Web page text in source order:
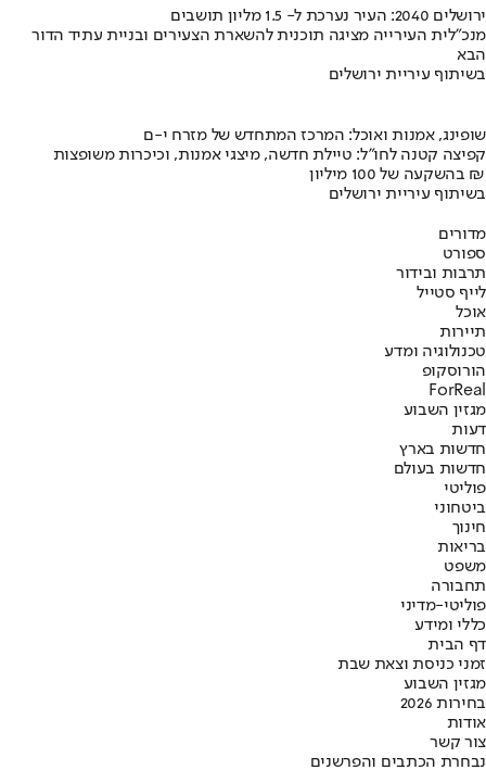
ירושלים 2040: העיר נערכת ל- 1.5 מליון תושבים
מנכ"לית העירייה מציגה תוכנית להשארת הצעירים ובניית עתיד הדור
הבא
בשיתוף עיריית ירושלים
שופינג, אמנות ואוכל: המרכז המתחדש של מזרח י-ם
קפיצה קטנה לחו"ל: טיילת חדשה, מיצגי אמנות, וכיכרות משופצות
בהשקעה של 100 מיליון ₪
בשיתוף עיריית ירושלים
מדורים
ספורט
תרבות ובידור
לייף סטייל
אוכל
תיירות
טכנולוגיה ומדע
הורוסקופ
ForReal
מגזין השבוע
דעות
חדשות בארץ
חדשות בעולם
פוליטי
ביטחוני
חינוך
בריאות
משפט
תחבורה
פוליטי-מדיני
כללי ומידע
דף הבית
זמני כניסת וצאת שבת
מגזין השבוע
בחירות 2026
אודות
צור קשר
נבחרת הכתבים והפרשנים